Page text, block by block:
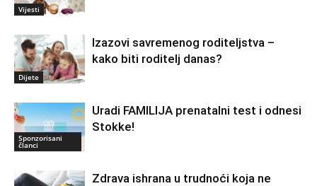
Vijesti
Dijete
Izazovi savremenog roditeljstva –
kako biti roditelj danas?
Sponzorisani
članci
Uradi FAMILIJA prenatalni test i odnesi
Stokke!
Zdrava ishrana u trudnoći koja ne